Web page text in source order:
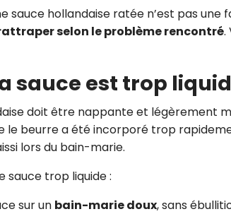
sauce hollandaise ratée n’est pas une
selon le problème rencontré.
sauce est trop
doit être nappante et légèrement
le beurre a été incorporé trop
lors du bain-marie.
sauce trop liquide :
sur un bain-marie doux, sans